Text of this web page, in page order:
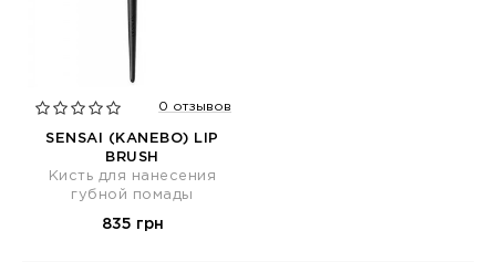
0 отзывов
SENSAI (KANEBO) LIP
BRUSH
Кисть для нанесения
губной помады
835 грн